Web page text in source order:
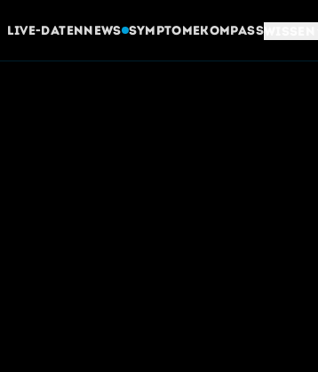
Live-DatenNews SymptomeKompassWissen